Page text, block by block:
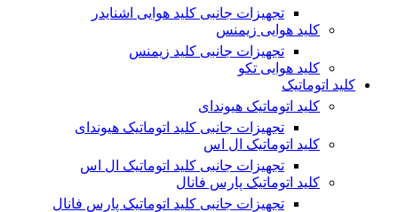
تجهیزات جانبی کلید هوایی اشنایدر
کلید هوایی زیمنس
تجهیزات جانبی کلید زیمنس
کلید هوایی تکو
کلید اتوماتیک
کلید اتوماتیک هیوندای
تجهیزات جانبی کلید اتوماتیک هیوندای
کلید اتوماتیک ال اس
تجهیزات جانبی کلید اتوماتیک ال اس
کلید اتوماتیک پارس فانال
تجهیزات جانبی کلید اتوماتیک پارس فانال